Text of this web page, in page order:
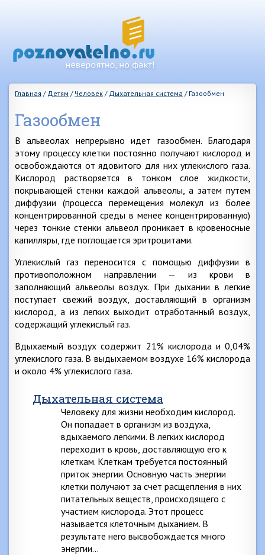
Главная / Детям / Человек / Дыхательная система / Газообмен
Газообмен
В альвеолах непрерывно идет газообмен. Благодаря
этому процессу клетки постоянно получают кислород и
освобождаются от ядовитого для них углекислого газа.
Кислород растворяется в тонком слое жидкости,
покрывающей стенки каждой альвеолы, а затем путем
диффузии (процесса перемещения молекул из более
концентрированной среды в менее концентрированную)
через тонкие стенки альвеол проникает в кровеносные
капилляры, где поглощается эритроцитами.
Углекислый газ переносится с помощью диффузии в
противоположном направлении — из крови в
заполняющий альвеолы воздух. При дыхании в легкие
поступает свежий воздух, доставляющий в организм
кислород, а из легких выходит отработанный воздух,
содержащий углекислый газ.
Вдыхаемый воздух содержит 21% кислорода и 0,04%
углекислого газа. В выдыхаемом воздухе 16% кислорода
и около 4% углекислого газа.
Дыхательная система
Человеку для жизни необходим кислород.
Он попадает в организм из воздуха,
вдыхаемого легкими. В легких кислород
переходит в кровь, доставляющую его к
клеткам. Клеткам требуется постоянный
приток энергии. Основную часть энергии
клетки получают за счет расщепления в них
питательных веществ, происходящего с
участием кислорода. Этот процесс
называется клеточным дыханием. В
результате него высвобождается много
энергии…